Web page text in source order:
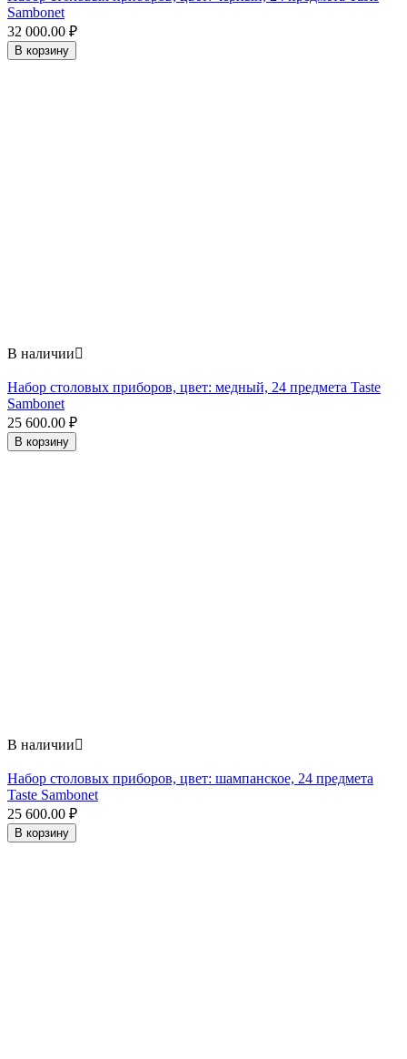
Sambonet
32 000.00 ₽
В корзину
В наличии
Набор столовых приборов, цвет: медный, 24 предмета Taste
Sambonet
25 600.00 ₽
В корзину
В наличии
Набор столовых приборов, цвет: шампанское, 24 предмета
Taste Sambonet
25 600.00 ₽
В корзину